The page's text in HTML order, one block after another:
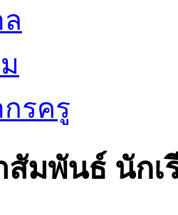
รครู
สัมพันธ์ นักเ